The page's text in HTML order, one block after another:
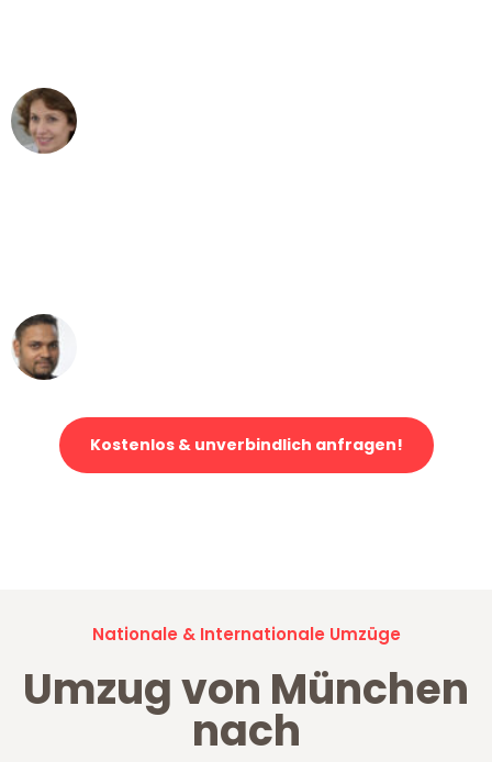
Kostenlos & unverbindlich anfragen!
Nationale & Internationale Umzüge
Umzug von München
nach